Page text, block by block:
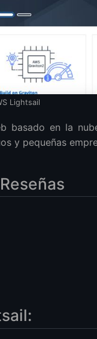
Lightsail
basado en la
y pequeñas